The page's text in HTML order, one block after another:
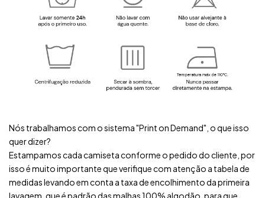
Nós trabalhamos com o sistema "Print on Demand", o que isso
quer dizer?
Estampamos cada camiseta conforme o pedido do cliente, por
isso é muito importante que verifique com atenção a tabela de
medidas levando em conta a taxa de encolhimento da primeira
lavagem, que é padrão das malhas 100% algodão, para que